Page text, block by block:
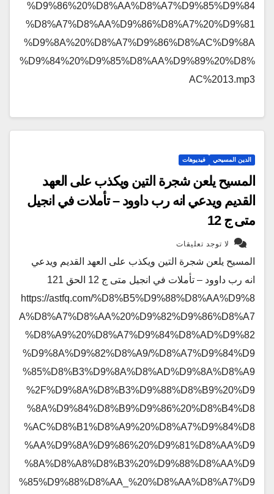
%D9%86%20%D8%AA%D8%A7%D9%85%D9%84
%D8%A7%D8%AA%D9%86%D8%A7%20%D9%81
%D9%8A%20%D8%A7%D9%86%D8%AC%D9%8A
%D9%84%20%D9%85%D8%AA%D9%89%20%D8%
AC%2013.mp3
الدين المسيحي فيديوهات
المسيح يلعن شجرة التين ويكذب على العهد
القديم ويدعي انه رب داوود – تأملات في انجيل
متى ج 12
لا توجد تعليقات
المسيح يلعن شجرة التين ويكذب على العهد القديم ويدعي
انه رب داوود – تأملات في انجيل متى ج 12 الحق 121
https://astfq.com/%D8%B5%D9%88%D8%AA%D9%8
A%D8%A7%D8%AA%20%D9%82%D9%86%D8%A7
%D8%A9%20%D8%A7%D9%84%D8%AD%D9%82
%D9%8A%D9%82%D8%A9/%D8%A7%D9%84%D9
%85%D8%B3%D9%8A%D8%AD%D9%8A%D8%A9
%2F%D9%8A%D8%B3%D9%88%D8%B9%20%D9
%8A%D9%84%D8%B9%D9%86%20%D8%B4%D8
%AC%D8%B1%D8%A9%20%D8%A7%D9%84%D8
%AA%D9%8A%D9%86%20%D9%81%D8%AA%D9
%8A%D8%A8%D8%B3%20%D9%88%D8%AA%D9
%85%D9%88%D8%AA_%20%D8%AA%D8%A7%D9